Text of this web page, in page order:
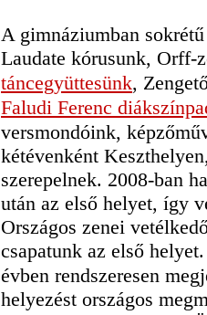
A gimnáziumban
Laudate kórusunk, Orff-
táncegyüttesünk,
Faludi Ferenc
versmondóink,
kétévenként
szerepelnek. 2008-ban
után az első helyet, így
Országos zenei
csapatunk az első
évben rendszeresen
helyezést országos